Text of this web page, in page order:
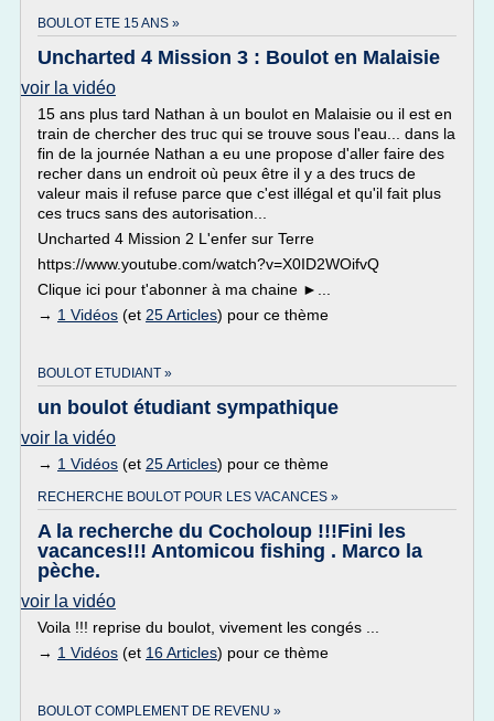
BOULOT ETE 15 ANS »
Uncharted 4 Mission 3 : Boulot en Malaisie
voir la vidéo
15 ans plus tard Nathan à un boulot en Malaisie ou il est en
train de chercher des truc qui se trouve sous l'eau... dans la
fin de la journée Nathan a eu une propose d'aller faire des
recher dans un endroit où peux être il y a des trucs de
valeur mais il refuse parce que c'est illégal et qu'il fait plus
ces trucs sans des autorisation...
Uncharted 4 Mission 2 L'enfer sur Terre
https://www.youtube.com/watch?v=X0ID2WOifvQ
Clique ici pour t'abonner à ma chaine ►...
→ 1 Vidéos (et 25 Articles) pour ce thème
BOULOT ETUDIANT »
un boulot étudiant sympathique
voir la vidéo
→ 1 Vidéos (et 25 Articles) pour ce thème
RECHERCHE BOULOT POUR LES VACANCES »
A la recherche du Cocholoup !!!Fini les
vacances!!! Antomicou fishing . Marco la
pèche.
voir la vidéo
Voila !!! reprise du boulot, vivement les congés ...
→ 1 Vidéos (et 16 Articles) pour ce thème
BOULOT COMPLEMENT DE REVENU »